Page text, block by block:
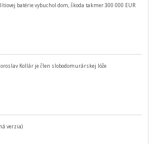
batérie vybuchol dom, škoda takmer 300 000 EUR
Kollár je člen slobodomurárskej lóže
verzia)